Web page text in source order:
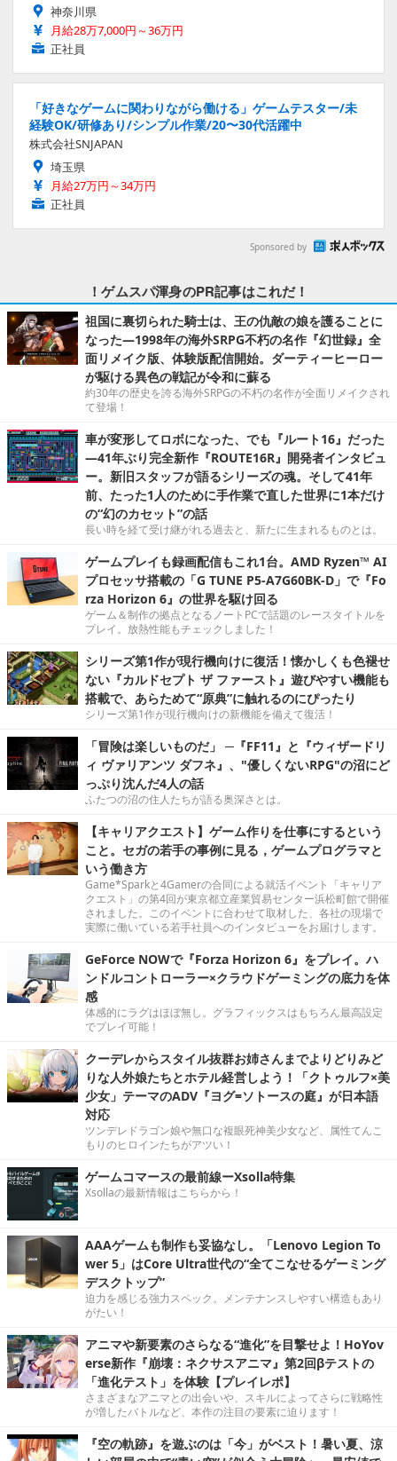
神奈川県
月給28万7,000円～36万円
正社員
「好きなゲームに関わりながら働ける」ゲームテスター/未
経験OK/研修あり/シンプル作業/20〜30代活躍中
株式会社SNJAPAN
埼玉県
月給27万円～34万円
正社員
Sponsored by
！ゲムスパ渾身のPR記事はこれだ！
祖国に裏切られた騎士は、王の仇敵の娘を護ることに
なった―1998年の海外SRPG不朽の名作『幻世録』全
面リメイク版、体験版配信開始。ダーティーヒーロー
が駆ける異色の戦記が令和に蘇る
約30年の歴史を誇る海外SRPGの不朽の名作が全面リメイクされ
て登場！
車が変形してロボになった、でも『ルート16』だった
―41年ぶり完全新作『ROUTE16R』開発者インタビュ
ー。新旧スタッフが語るシリーズの魂。そして41年
前、たった1人のために手作業で直した世界に1本だけ
の“幻のカセット”の話
長い時を経て受け継がれる過去と、新たに生まれるものとは。
ゲームプレイも録画配信もこれ1台。AMD Ryzen™ AI
プロセッサ搭載の「G TUNE P5-A7G60BK-D」で『Fo
rza Horizon 6』の世界を駆け回る
ゲーム＆制作の拠点となるノートPCで話題のレースタイトルを
プレイ。放熱性能もチェックしました！
シリーズ第1作が現行機向けに復活！懐かしくも色褪せ
ない『カルドセプト ザ ファースト』遊びやすい機能も
搭載で、あらためて“原典”に触れるのにぴったり
シリーズ第1作が現行機向けの新機能を備えて復活！
「冒険は楽しいものだ」 ─『FF11』と『ウィザードリ
ィ ヴァリアンツ ダフネ』、"優しくないRPG"の沼にど
っぷり沈んだ4人の話
ふたつの沼の住人たちが語る奥深さとは。
【キャリアクエスト】ゲーム作りを仕事にするという
こと。セガの若手の事例に見る，ゲームプログラマと
いう働き方
Game*Sparkと4Gamerの合同による就活イベント「キャリア
クエスト」の第4回が東京都立産業貿易センター浜松町館で開催
されました。このイベントに合わせて取材した、各社の現場で
実際に働いている若手社員へのインタビューをお届けします。
GeForce NOWで『Forza Horizon 6』をプレイ。ハ
ンドルコントローラー×クラウドゲーミングの底力を体
感
体感的にラグはほぼ無し。グラフィックスはもちろん最高設定
でプレイ可能！
クーデレからスタイル抜群お姉さんまでよりどりみど
りな人外娘たちとホテル経営しよう！「クトゥルフ×美
少女」テーマのADV『ヨグ=ソトースの庭』が日本語
対応
ツンデレドラゴン娘や無口な複眼死神美少女など、属性てんこ
もりのヒロインたちがアツい！
ゲームコマースの最前線ーXsolla特集
Xsollaの最新情報はこちらから！
AAAゲームも制作も妥協なし。「Lenovo Legion To
wer 5」はCore Ultra世代の“全てこなせるゲーミング
デスクトップ”
迫力を感じる強力スペック。メンテナンスしやすい構造もあり
がたい！
アニマや新要素のさらなる“進化”を目撃せよ！HoYov
erse新作『崩壊：ネクサスアニマ』第2回βテストの
「進化テスト」を体験【プレイレポ】
さまざまなアニマとの出会いや、スキルによってさらに戦略性
が増したバトルなど、本作の注目の要素に迫ります！
『空の軌跡』を遊ぶのは「今」がベスト！暑い夏、涼